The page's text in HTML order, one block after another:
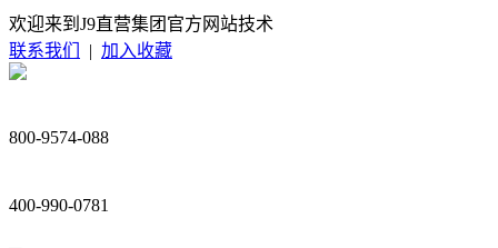
欢迎来到J9直营集团官方网站技术
联系我们
| 加入收藏
800-9574-088
400-990-0781